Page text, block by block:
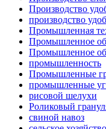
Производство
производство
Промышленная
Промышленное
Промышленное
промышленность
Промышленные
промышленные
рисовой шелухи
Роликовый
свиной навоз